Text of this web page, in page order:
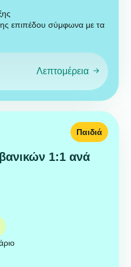
επιπέδου σύμφωνα με τα
Λεπτομέρεια
1:1 ανά
Παιδιά